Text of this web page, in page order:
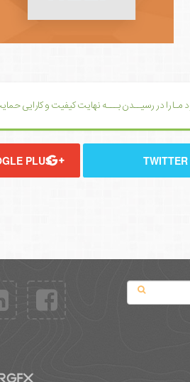
مـا را در رسیــدن بـــه نهایت کیفیت و کارایی
PLUS TWITTER